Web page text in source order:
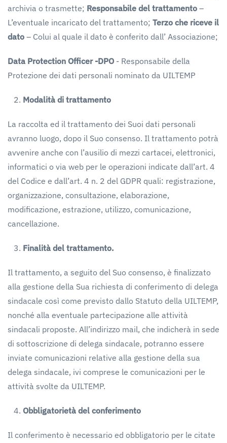
archivia o trasmette; Responsabile del trattamento –
L’eventuale incaricato del trattamento; Terzo che riceve il
dato – Colui al quale il dato è conferito dall’ Associazione;
Data Protection Officer -DPO - Responsabile della
Protezione dei dati personali nominato da UILTEMP
Modalità di trattamento
La raccolta ed il trattamento dei Suoi dati personali
avranno luogo, dopo il Suo consenso. Il trattamento potrà
avvenire anche con l’ausilio di mezzi cartacei, elettronici,
informatici o via web per le operazioni indicate dall’art. 4
del Codice e dall’art. 4 n. 2 del GDPR quali: registrazione,
organizzazione, consultazione, elaborazione,
modificazione, estrazione, utilizzo, comunicazione,
cancellazione.
Finalità del trattamento.
Il trattamento, a seguito del Suo consenso, è finalizzato
alla gestione della Sua richiesta di conferimento di delega
sindacale così come previsto dallo Statuto della UILTEMP,
nonché alla eventuale partecipazione alle attività
sindacali proposte. All’indirizzo mail, che indicherà in sede
di sottoscrizione di delega sindacale, potranno essere
inviate comunicazioni relative alla gestione della sua
delega sindacale, ivi comprese le comunicazioni per le
attività svolte da UILTEMP.
Obbligatorietà del conferimento
Il conferimento è necessario ed obbligatorio per le citate